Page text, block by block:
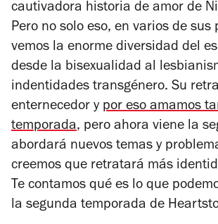
cautivadora historia de amor de
Pero no solo eso, en varios de sus
vemos la enorme diversidad del
desde la bisexualidad al
indentidades transgénero. Su
enternecedor y por eso amamos
temporada, pero ahora viene la
abordará nuevos temas y
creemos que retratará más
Te contamos qué es lo que
la segunda temporada de